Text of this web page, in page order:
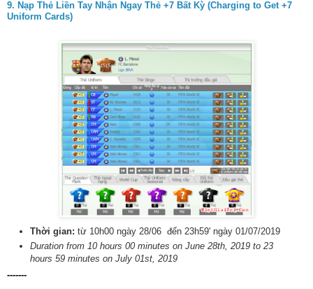
9. Nạp Thẻ Liền Tay Nhận Ngay Thẻ +7 Bất Kỳ (Charging to Get +7
Uniform Cards)
Thời gian: từ 10h00 ngày 28/06 đến 23h59' ngày 01/07/2019
Duration from 10 hours 00 minutes on June 28th, 2019 to 23
hours 59 minutes on July 01st, 2019
-------